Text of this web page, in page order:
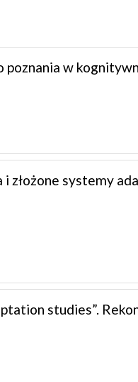
poznania w
złożone systemy
studies”.